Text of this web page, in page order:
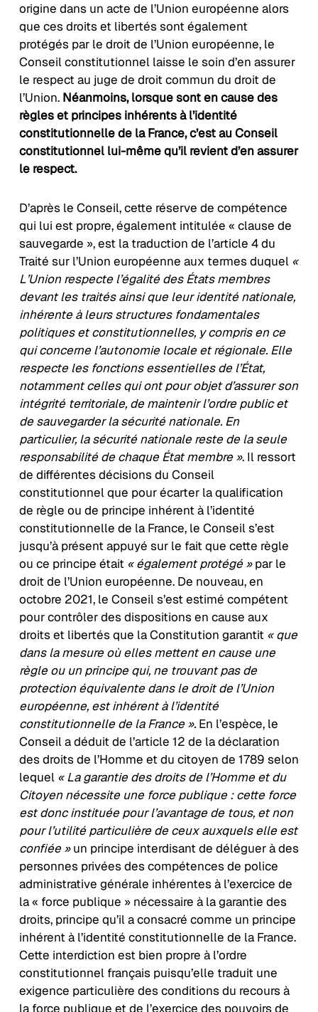
origine dans un acte de l’Union européenne alors
que ces droits et libertés sont également
protégés par le droit de l’Union européenne, le
Conseil constitutionnel laisse le soin d’en assurer
le respect au juge de droit commun du droit de
l’Union. Néanmoins, lorsque sont en cause des
règles et principes inhérents à l’identité
constitutionnelle de la France, c’est au Conseil
constitutionnel lui-même qu’il revient d’en assurer
le respect.
D’après le Conseil, cette réserve de compétence
qui lui est propre, également intitulée « clause de
sauvegarde », est la traduction de l’article 4 du
Traité sur l’Union européenne aux termes duquel «
L’Union respecte l’égalité des États membres
devant les traités ainsi que leur identité nationale,
inhérente à leurs structures fondamentales
politiques et constitutionnelles, y compris en ce
qui concerne l’autonomie locale et régionale. Elle
respecte les fonctions essentielles de l’État,
notamment celles qui ont pour objet d’assurer son
intégrité territoriale, de maintenir l’ordre public et
de sauvegarder la sécurité nationale. En
particulier, la sécurité nationale reste de la seule
responsabilité de chaque État membre ». Il ressort
de différentes décisions du Conseil
constitutionnel que pour écarter la qualification
de règle ou de principe inhérent à l’identité
constitutionnelle de la France, le Conseil s’est
jusqu’à présent appuyé sur le fait que cette règle
ou ce principe était « également protégé »par le
droit de l’Union européenne. De nouveau, en
octobre 2021, le Conseil s’est estimé compétent
pour contrôler des dispositions en cause aux
droits et libertés que la Constitution garantit « que
dans la mesure où elles mettent en cause une
règle ou un principe qui, ne trouvant pas de
protection équivalente dans le droit de l’Union
européenne, est inhérent à l’identité
constitutionnelle de la France ». En l’espèce, le
Conseil a déduit de l’article 12 de la déclaration
des droits de l’Homme et du citoyen de 1789 selon
lequel « La garantie des droits de l’Homme et du
Citoyen nécessite une force publique : cette force
est donc instituée pour l’avantage de tous, et non
pour l’utilité particulière de ceux auxquels elle est
confiée »un principe interdisant de déléguer à des
personnes privées des compétences de police
administrative générale inhérentes à l’exercice de
la « force publique » nécessaire à la garantie des
droits, principe qu’il a consacré comme un principe
inhérent à l’identité constitutionnelle de la France.
Cette interdiction est bien propre à l’ordre
constitutionnel français puisqu’elle traduit une
exigence particulière des conditions du recours à
la force publique et de l’exercice des pouvoirs de